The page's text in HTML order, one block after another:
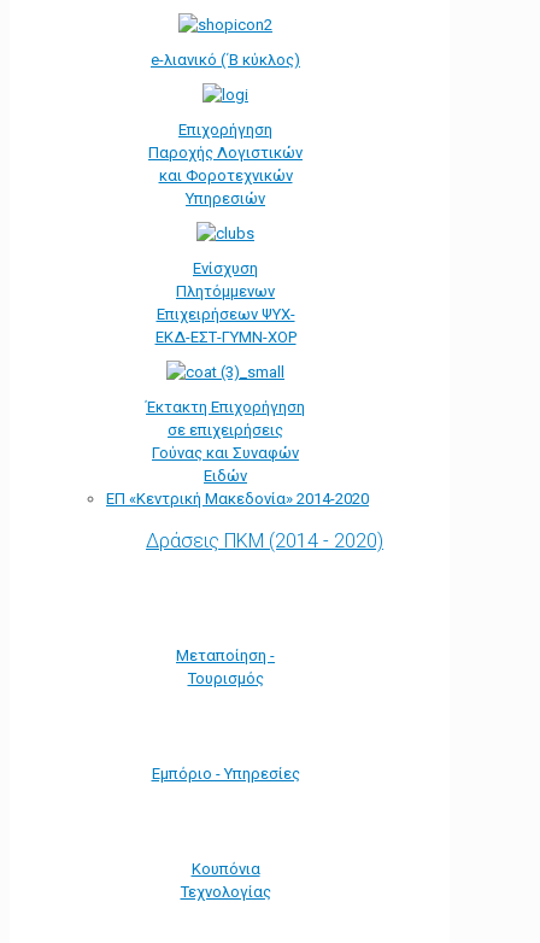
e-λιανικό (΄Β κύκλος)
Επιχορήγηση
Παροχής Λογιστικών
και Φοροτεχνικών
Υπηρεσιών
Ενίσχυση
Πλητόμμενων
Επιχειρήσεων ΨΥΧ-
ΕΚΔ-ΕΣΤ-ΓΥΜΝ-ΧΟΡ
Έκτακτη Επιχορήγηση
σε επιχειρήσεις
Γούνας και Συναφών
Ειδών
ΕΠ «Kεντρική Μακεδονία» 2014-2020
Δράσεις ΠΚΜ (2014 - 2020)
Μεταποίηση -
Τουρισμός
Εμπόριο - Υπηρεσίες
Κουπόνια
Τεχνολογίας